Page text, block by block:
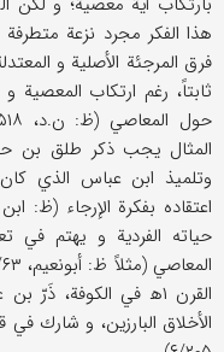
هذا الفكر مجرد نزعة
فرق المرجئة الأصلية و
ثابتاً، رغم ارتكاب المعصية و
المثال يجب ذكر طلق بن
وتلميذ ابن عباس الذي
حياته الفردية و يهتم
القرن ۱ه‍ في الكوفة،
الأخلاق البارزين، و شارك